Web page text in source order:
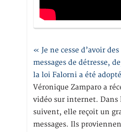
« Je ne cesse d’avoir
messages de détresse,
la loi Falorni a été
Véronique Zamparo a
vidéo sur internet. Dans
suivent, elle reçoit un
messages. Ils